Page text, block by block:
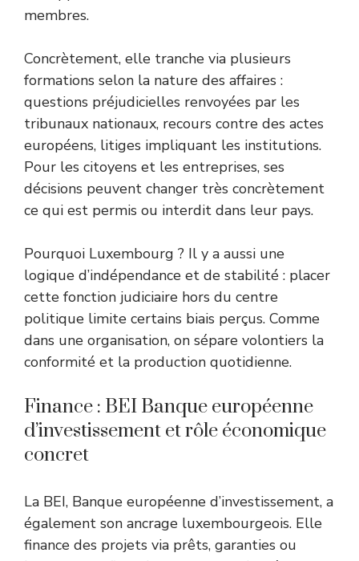
membres.
Concrètement, elle tranche via plusieurs
formations selon la nature des affaires :
questions préjudicielles renvoyées par les
tribunaux nationaux, recours contre des actes
européens, litiges impliquant les institutions.
Pour les citoyens et les entreprises, ses
décisions peuvent changer très concrètement
ce qui est permis ou interdit dans leur pays.
Pourquoi Luxembourg ? Il y a aussi une
logique d’indépendance et de stabilité : placer
cette fonction judiciaire hors du centre
politique limite certains biais perçus. Comme
dans une organisation, on sépare volontiers la
conformité et la production quotidienne.
Finance : BEI Banque européenne
d’investissement et rôle économique
concret
La BEI, Banque européenne d’investissement, a
également son ancrage luxembourgeois. Elle
finance des projets via prêts, garanties ou